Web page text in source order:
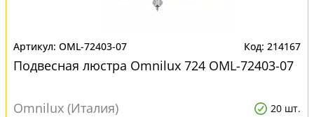
OML-72403-07 214167
Подвесная люстра Omnilux 724 OML-72403-07
Omnilux (Италия) 20 шт.